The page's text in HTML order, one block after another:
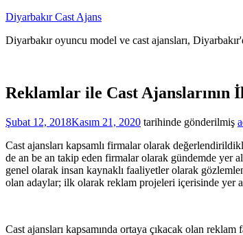
İçeriğe
Diyarbakır Cast Ajans
Diyarbakır oyuncu model ve cast ajansları,
Reklamlar ile Cast Ajanslarının
Şubat 12, 2018Kasım 21, 2020 tarihinde gönderilmiş
Cast ajansları kapsamlı firmalar olarak
de an be an takip eden firmalar olarak gündemde yer
genel olarak insan kaynaklı faaliyetler olarak
olan adaylar; ilk olarak reklam projeleri içerisinde yer
Cast ajansları kapsamında ortaya çıkacak olan